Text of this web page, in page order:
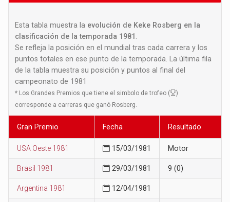
Esta tabla muestra la evolución de Keke Rosberg en la
clasificación de la temporada 1981
Se refleja la posición en el mundial tras cada carrera y los
puntos totales en ese punto de la temporada. La última fila
de la tabla muestra su posición y puntos al final del
campeonato de 1981
* Los Grandes Premios que tiene el simbolo de trofeo (
)
corresponde a carreras que ganó Rosberg.
Gran Premio Fecha Resultado
USA Oeste 1981 15/03/1981 Motor
Brasil 1981 29/03/1981 9 (0)
Argentina 1981 12/04/1981